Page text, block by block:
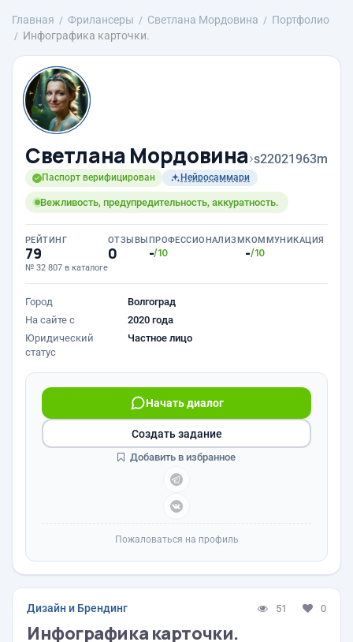
Главная Фрилансеры Светлана Мордовина
Портфолио
Инфографика карточки.
Светлана Мордовина›s22021963m
Паспорт верифицирован Нейросаммари
Вежливость, предупредительность, аккуратность.
РЕЙТИНГ
79
№ 32 807 в каталоге
ОТЗЫВЫ
0
ПРОФЕССИОНАЛИЗМ
-/10
КОММУНИКАЦИЯ
-/10
Город
Волгоград
На сайте с
2020 года
Юридический
статус
Частное лицо
Начать диалог
Создать задание
Добавить в избранное
Пожаловаться на профиль
Дизайн и Брендинг 51 0
Инфографика карточки.